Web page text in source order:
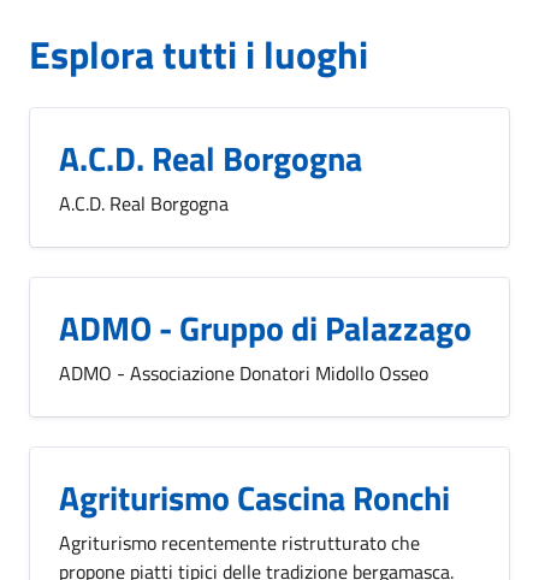
Esplora tutti i luoghi
A.C.D. Real Borgogna
A.C.D. Real Borgogna
ADMO - Gruppo di Palazzago
ADMO - Associazione Donatori Midollo Osseo
Agriturismo Cascina Ronchi
Agriturismo recentemente ristrutturato che
propone piatti tipici delle tradizione bergamasca.